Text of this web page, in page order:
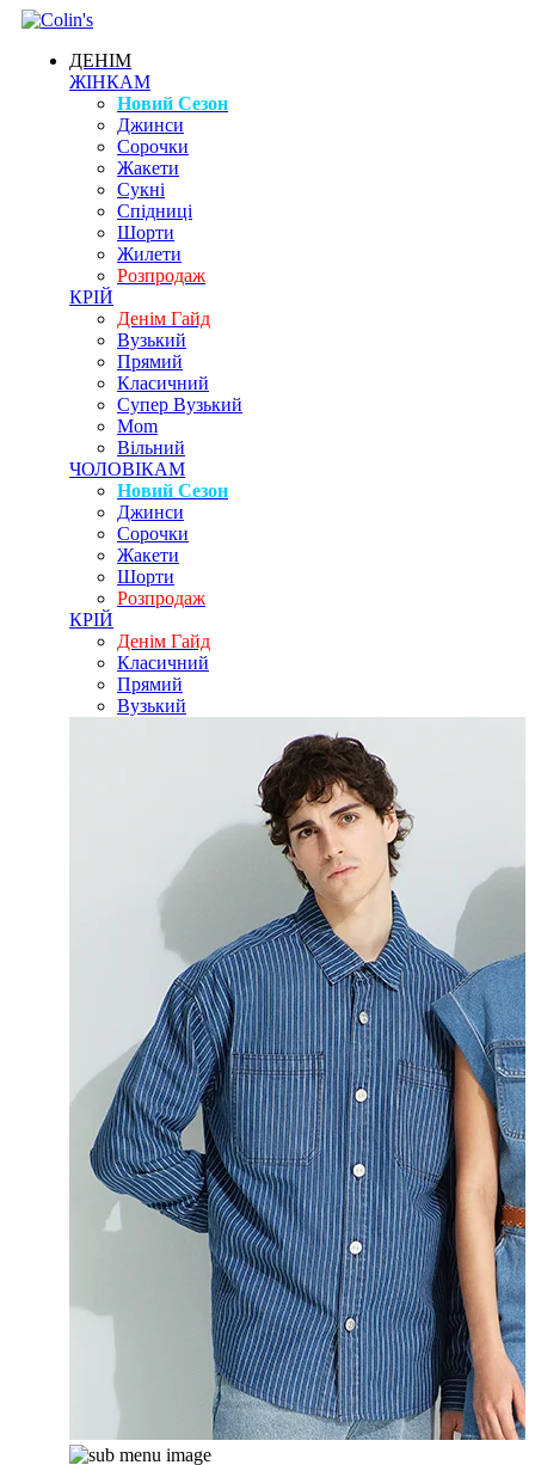
ДЕНІМ
ЖІНКАМ
Новий Сезон
Джинси
Сорочки
Жакети
Сукні
Спідниці
Шорти
Жилети
Розпродаж
КРІЙ
Денім Гайд
Вузький
Прямий
Класичний
Супер Вузький
Mom
Вільний
ЧОЛОВІКАМ
Новий Сезон
Джинси
Сорочки
Жакети
Шорти
Розпродаж
КРІЙ
Денім Гайд
Класичний
Прямий
Вузький